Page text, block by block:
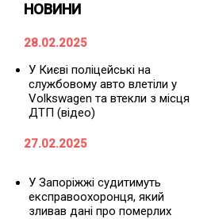
НОВИНИ
28.02.2025
У Києві поліцейські на
службовому авто влетіли у
Volkswagen та втекли з місця
ДТП (відео)
27.02.2025
У Запоріжжі судитимуть
експравоохоронця, який
зливав дані про померлих